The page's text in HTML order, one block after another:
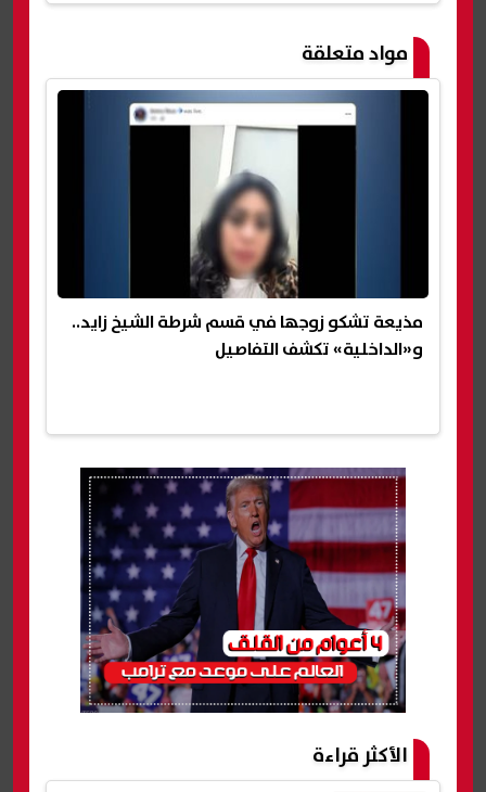
مواد متعلقة
مذيعة تشكو زوجها في قسم شرطة الشيخ زايد..
و«الداخلية» تكشف التفاصيل
الأكثر قراءة